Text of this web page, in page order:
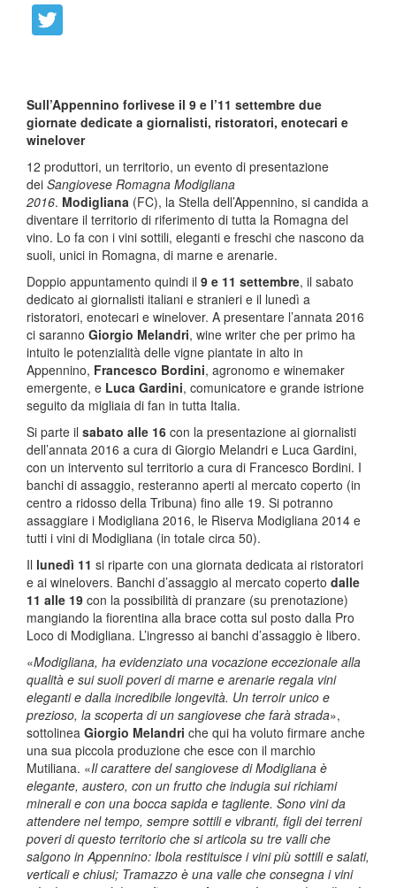
Sull’Appennino forlivese il 9 e l’11 settembre due
giornate dedicate a giornalisti, ristoratori, enotecari e
winelover
12 produttori, un territorio, un evento di presentazione
dei Sangiovese Romagna Modigliana
2016. Modigliana (FC), la Stella dell’Appennino, si candida a
diventare il territorio di riferimento di tutta la Romagna del
vino. Lo fa con i vini sottili, eleganti e freschi che nascono da
suoli, unici in Romagna, di marne e arenarie.
Doppio appuntamento quindi il 9 e 11 settembre, il sabato
dedicato ai giornalisti italiani e stranieri e il lunedì a
ristoratori, enotecari e winelover. A presentare l’annata 2016
ci saranno Giorgio Melandri, wine writer che per primo ha
intuito le potenzialità delle vigne piantate in alto in
Appennino, Francesco Bordini, agronomo e winemaker
emergente, e Luca Gardini, comunicatore e grande istrione
seguito da migliaia di fan in tutta Italia.
Si parte il sabato alle 16 con la presentazione ai giornalisti
dell’annata 2016 a cura di Giorgio Melandri e Luca Gardini,
con un intervento sul territorio a cura di Francesco Bordini. I
banchi di assaggio, resteranno aperti al mercato coperto (in
centro a ridosso della Tribuna) fino alle 19. Si potranno
assaggiare i Modigliana 2016, le Riserva Modigliana 2014 e
tutti i vini di Modigliana (in totale circa 50).
Il lunedì 11 si riparte con una giornata dedicata ai ristoratori
e ai winelovers. Banchi d’assaggio al mercato coperto dalle
11 alle 19 con la possibilità di pranzare (su prenotazione)
mangiando la fiorentina alla brace cotta sul posto dalla Pro
Loco di Modigliana. L’ingresso ai banchi d’assaggio è libero.
«Modigliana, ha evidenziato una vocazione eccezionale alla
qualità e sui suoli poveri di marne e arenarie regala vini
eleganti e dalla incredibile longevità. Un terroir unico e
prezioso, la scoperta di un sangiovese che farà strada»,
sottolinea Giorgio Melandri che qui ha voluto firmare anche
una sua piccola produzione che esce con il marchio
Mutiliana. «Il carattere del sangiovese di Modigliana è
elegante, austero, con un frutto che indugia sui richiami
minerali e con una bocca sapida e tagliente. Sono vini da
attendere nel tempo, sempre sottili e vibranti, figli dei terreni
poveri di questo territorio che si articola su tre valli che
salgono in Appennino: Ibola restituisce i vini più sottili e salati,
verticali e chiusi; Tramazzo è una valle che consegna i vini